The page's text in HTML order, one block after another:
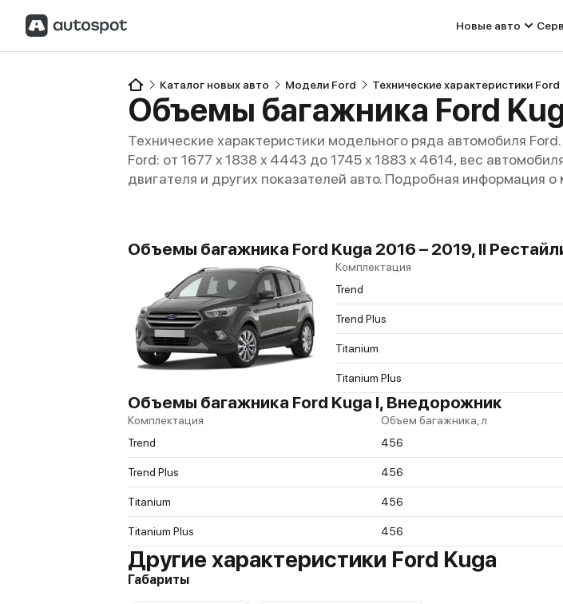
Новые авто
Каталог новых авто Модели Ford Технические характеристики Ford
Объемы багажника Ford
Технические характеристики модельного ряда автомобиля
Ford: от 1677 x 1838 x 4443 до 1745 x 1883 x 4614, вес
двигателя и других показателей авто. Подробная информация
Объемы багажника Ford Kuga 2016 – 2019, II
Комплектация
Trend
Trend Plus
Titanium
Titanium Plus
Объемы багажника Ford Kuga I, Внедорожник
Комплектация
Объем багажника, л
Trend
456
Trend Plus 456
Titanium 456
Titanium Plus 456
Другие характеристики Ford Kuga
Габариты